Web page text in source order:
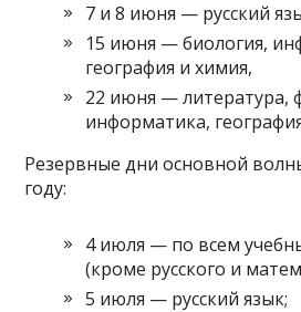
7 и 8 июня — русский
15 июня — биология,
география и химия,
22 июня — литература,
информатика,
Резервные дни основной
году:
4 июля — по всем
(кроме русского и
5 июля — русский язык;